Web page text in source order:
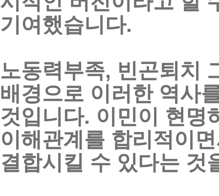
기여했습니다.
노동력부족, 빈곤퇴치
배경으로 이러한 역사
것입니다. 이민이 현명
이해관계를 합리적이
결합시킬 수 있다는 것